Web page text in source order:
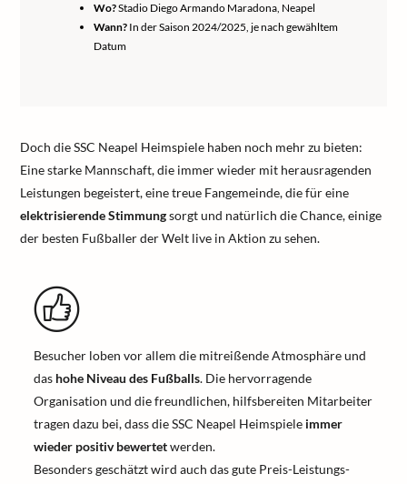
Wo?Stadio Diego Armando Maradona, Neapel
Wann? In der Saison 2024/2025, je nach gewähltem
Datum
Doch die SSC Neapel Heimspiele haben noch mehr zu bieten:
Eine starke Mannschaft, die immer wieder mit herausragenden
Leistungen begeistert, eine treue Fangemeinde, die für eine
elektrisierende Stimmungsorgt und natürlich die Chance, einige
der besten Fußballer der Welt live in Aktion zu sehen.
Besucher loben vor allem die mitreißende Atmosphäre und
das hohe Niveau des Fußballs. Die hervorragende
Organisation und die freundlichen, hilfsbereiten Mitarbeiter
tragen dazu bei, dass die SSC Neapel Heimspiele immer
wieder positiv bewertetwerden.
Besonders geschätzt wird auch das gute Preis-Leistungs-